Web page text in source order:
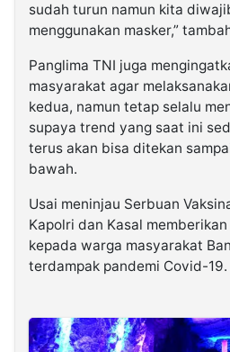
sudah turun namun kita
menggunakan masker,”
Panglima TNI juga
masyarakat agar
kedua, namun tetap selalu
supaya trend yang saat ini
terus akan bisa ditekan
bawah.
Usai meninjau Serbuan
Kapolri dan Kasal
kepada warga masyarakat
terdampak pandemi Covid-19.